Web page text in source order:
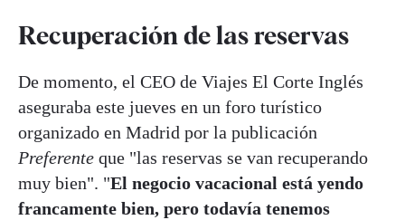
Recuperación de las reservas
De momento, el CEO de Viajes El Corte Inglés
aseguraba este jueves en un foro turístico
organizado en Madrid por la publicación
Preferente que "las reservas se van recuperando
muy bien". "El negocio vacacional está yendo
francamente bien, pero todavía tenemos